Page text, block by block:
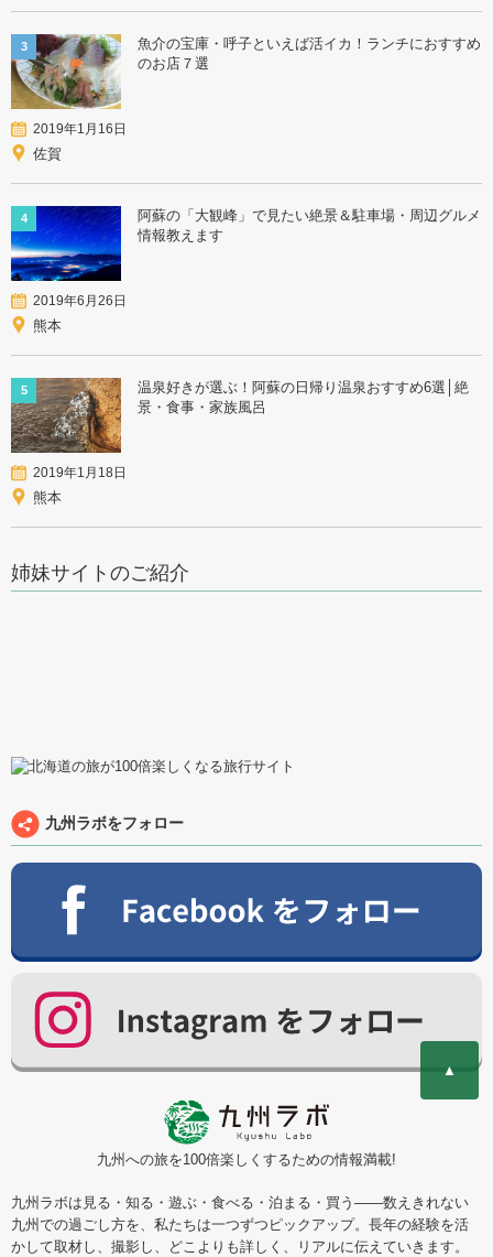
3
魚介の宝庫・呼子といえば活イカ！ランチにおすすめ
のお店７選
2019年1月16日
佐賀
4
阿蘇の「大観峰」で見たい絶景＆駐車場・周辺グルメ
情報教えます
2019年6月26日
熊本
5
温泉好きが選ぶ！阿蘇の日帰り温泉おすすめ6選│絶
景・食事・家族風呂
2019年1月18日
熊本
姉妹サイトのご紹介
九州ラボをフォロー
▲
九州への旅を100倍楽しくするための情報満載!
九州ラボは見る・知る・遊ぶ・食べる・泊まる・買う――数えきれない
九州での過ごし方を、私たちは一つずつピックアップ。長年の経験を活
かして取材し、撮影し、どこよりも詳しく、リアルに伝えていきます。